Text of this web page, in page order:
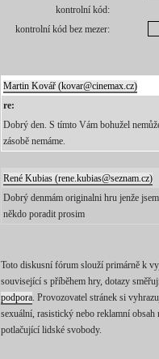
kontrolní kód:
kontrolní kód bez mezer:
Martin Kovář (kovar@cinemax.cz)
re:
Dobrý den. S tímto Vám bohužel
zásobě nemáme.
René Kubias (rene.kubias@seznam.cz)
Dobrý denmám originalni hru jenže
někdo poradit prosim
Toto diskusní fórum slouží primárně k
související s příběhem hry, dotazy
podpora. Provozovatel stránek si
sexuální, rasistický nebo reklamní
potlačující lidské svobody.